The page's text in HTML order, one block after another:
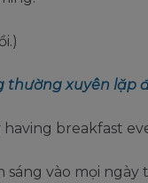
thường xuyên lặp
breakfast
sáng vào mọi ngày